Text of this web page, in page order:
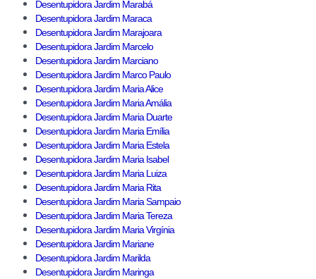
Desentupidora Jardim Marabá
Desentupidora Jardim Maraca
Desentupidora Jardim Marajoara
Desentupidora Jardim Marcelo
Desentupidora Jardim Marciano
Desentupidora Jardim Marco Paulo
Desentupidora Jardim Maria Alice
Desentupidora Jardim Maria Amália
Desentupidora Jardim Maria Duarte
Desentupidora Jardim Maria Emília
Desentupidora Jardim Maria Estela
Desentupidora Jardim Maria Isabel
Desentupidora Jardim Maria Luiza
Desentupidora Jardim Maria Rita
Desentupidora Jardim Maria Sampaio
Desentupidora Jardim Maria Tereza
Desentupidora Jardim Maria Virgínia
Desentupidora Jardim Mariane
Desentupidora Jardim Marilda
Desentupidora Jardim Maringa